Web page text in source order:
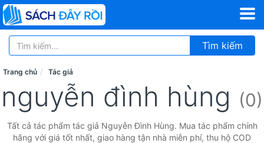
Tìm kiếm
Trang chủ Tác giả
nguyễn đình hùng (0)
Tất cả tác phẩm tác giả Nguyễn Đình Hùng. Mua tác phẩm chính
hãng với giá tốt nhất, giao hàng tận nhà miễn phí, thu hộ COD